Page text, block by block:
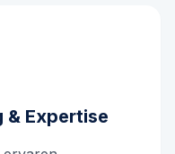
& Expertise